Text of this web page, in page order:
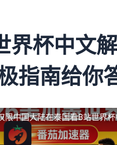
界杯中文
指南给你
限中国大陆在泰国看B站世界